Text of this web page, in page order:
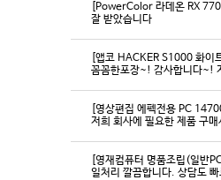
[PowerColor 라데온 RX
잘 받았습니다
[앱코 HACKER S1000 화이
꼼꼼한포장~! 감사합니다~!
[영상편집 에펙전용 PC
[영재컴퓨터 명품조립(일반
일처리 깔끔합니다. 상담도